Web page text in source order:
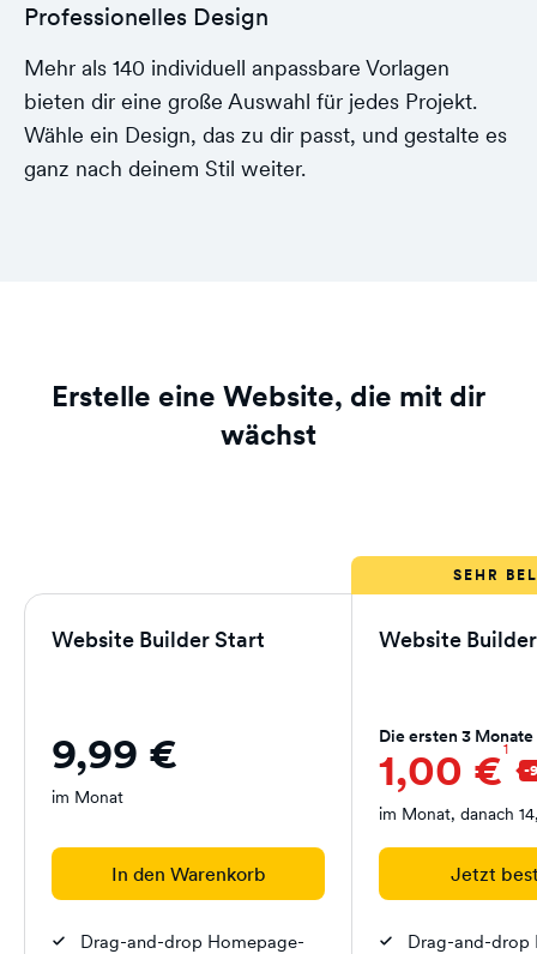
Professionelles Design
Mehr als 140 individuell anpassbare Vorlagen
bieten dir eine große Auswahl für jedes Projekt.
Wähle ein Design, das zu dir passt, und gestalte es
ganz nach deinem Stil weiter.
Erstelle eine Website, die mit dir
wächst
Website Builder Start
9,99 €
im Monat
In den Warenkorb
Drag-and-drop Homepage-
Website
Die ersten 3 Monate
1,00 €1
im Monat, danach
Jetzt
Drag-and-drop